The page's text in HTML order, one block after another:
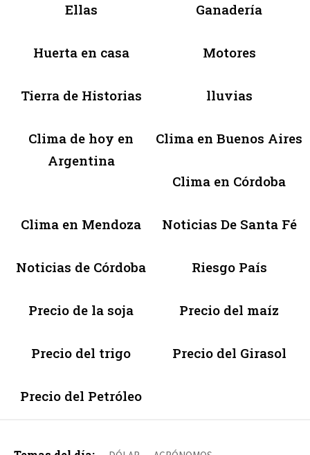
Ellas Ganadería
Huerta en casa Motores
Tierra de Historias lluvias
Clima de hoy en
Argentina
Clima en Buenos Aires
Clima en Córdoba
Clima en Mendoza Noticias De Santa Fé
Noticias de Córdoba Riesgo País
Precio de la soja Precio del maíz
Precio del trigo Precio del Girasol
Precio del Petróleo